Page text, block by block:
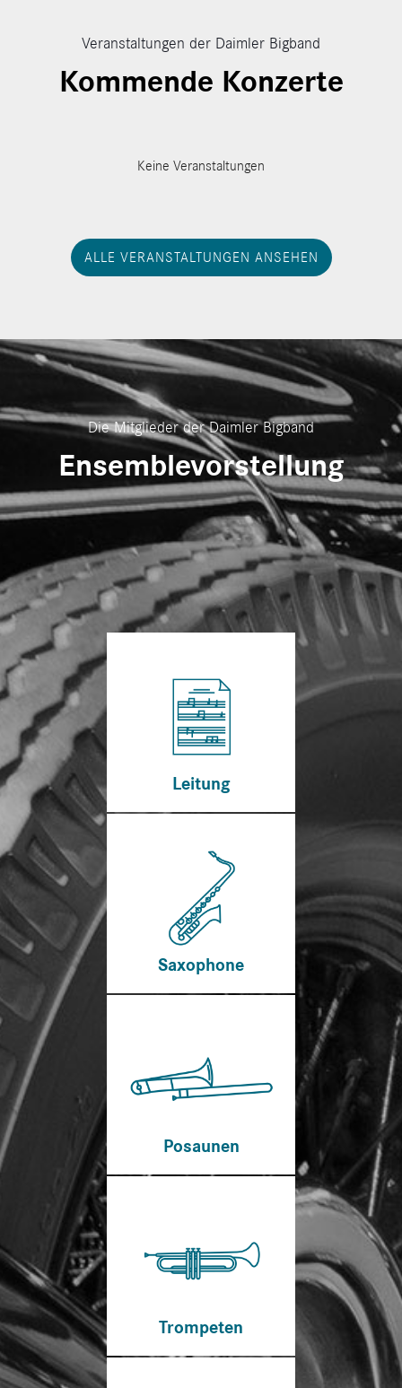
Veranstaltungen der Daimler Bigband
Kommende Konzerte
Keine Veranstaltungen
ALLE VERANSTALTUNGEN ANSEHEN
Die Mitglieder der Daimler Bigband
Ensemble­vorstellung
Leitung
Saxophone
Posaunen
Trompeten